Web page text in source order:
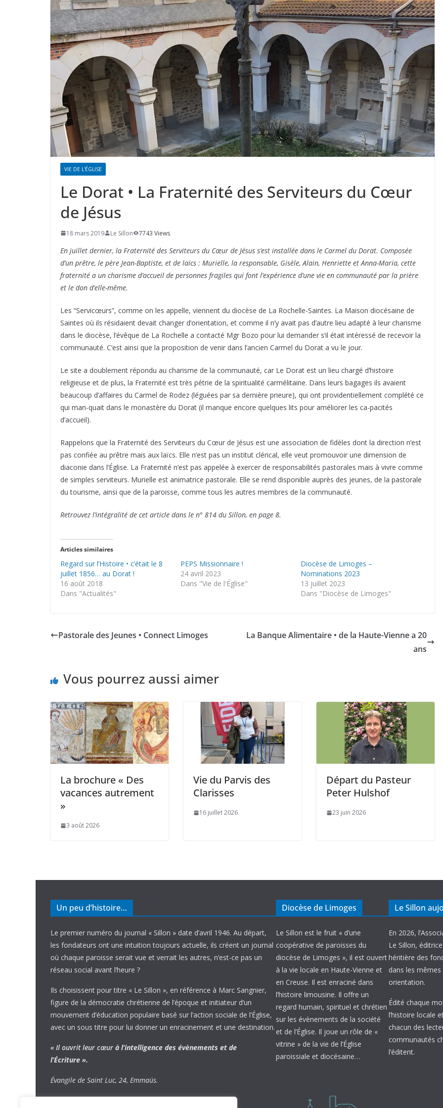
VIE DE L'ÉGLISE
Le Dorat • La Fraternité des Serviteurs du Cœur
de Jésus
18 mars 2019 Le Sillon 7743 Views
En juillet dernier, la Fraternité des Serviteurs du Cœur de Jésus s’est installée dans le Carmel du Dorat. Composée
d’un prêtre, le père Jean-Baptiste, et de laïcs : Murielle, la responsable, Gisèle, Alain, Henriette et Anna-Maria, cette
fraternité a un charisme d’accueil de personnes fragiles qui font l’expérience d’une vie en communauté par la prière
et le don d’elle-même.
Les “Servicœurs”, comme on les appelle, viennent du diocèse de La Rochelle-Saintes. La Maison diocésaine de
Saintes où ils résidaient devait changer d’orientation, et comme il n’y avait pas d’autre lieu adapté à leur charisme
dans le diocèse, l’évêque de La Rochelle a contacté Mgr Bozo pour lui demander s’il était intéressé de recevoir la
communauté. C’est ainsi que la proposition de venir dans l’ancien Carmel du Dorat a vu le jour.
Le site a doublement répondu au charisme de la communauté, car Le Dorat est un lieu chargé d’histoire
religieuse et de plus, la Fraternité est très pétrie de la spiritualité carmélitaine. Dans leurs bagages ils avaient
beaucoup d’affaires du Carmel de Rodez (léguées par sa dernière prieure), qui ont providentiellement complété ce
qui man-quait dans le monastère du Dorat (il manque encore quelques lits pour améliorer les ca-pacités
d’accueil).
Rappelons que la Fraternité des Serviteurs du Cœur de Jésus est une association de fidèles dont la direction n’est
pas confiée au prêtre mais aux laïcs. Elle n’est pas un institut clérical, elle veut promouvoir une dimension de
diaconie dans l’Église. La Fraternité n’est pas appelée à exercer de responsabilités pastorales mais à vivre comme
de simples serviteurs. Murielle est animatrice pastorale. Elle se rend disponible auprès des jeunes, de la pastorale
du tourisme, ainsi que de la paroisse, comme tous les autres membres de la communauté.
Retrouvez l’intégralité de cet article dans le n° 814 du Sillon, en page 8.
Articles similaires
Regard sur l’Histoire • c’était le 8
juillet 1856… au Dorat !
16 août 2018
Dans "Actualités"
PEPS Missionnaire !
24 avril 2023
Dans "Vie de l'Église"
Diocèse de Limoges –
Nominations 2023
13 juillet 2023
Dans "Diocèse de Limoges"
Pastorale des Jeunes • Connect Limoges
La Banque Alimentaire • de la Haute-Vienne a 20
ans
Vous pourrez aussi aimer
La brochure « Des
vacances autrement
»
3 août 2026
Vie du Parvis des
Clarisses
16 juillet 2026
Départ du Pasteur
Peter Hulshof
23 juin 2026
Un peu d’histoire…
Le premier numéro du journal « Sillon » date d’avril 1946. Au départ,
les fondateurs ont une intuition toujours actuelle, ils créent un journal
où chaque paroisse serait vue et verrait les autres, n’est-ce pas un
réseau social avant l’heure ?
Ils choisissent pour titre « Le Sillon », en référence à Marc Sangnier,
figure de la démocratie chrétienne de l’époque et initiateur d’un
mouvement d’éducation populaire basé sur l’action sociale de l’Église,
avec un sous titre pour lui donner un enracinement et une destination.
« Il ouvrit leur cœur à l’intelligence des évènements et de
l’Écriture ».
Évangile de Saint Luc, 24, Emmaüs.
Diocèse de Limoges
Le Sillon est le fruit « d’une
coopérative de paroisses du
diocèse de Limoges », il est ouvert
à la vie locale en Haute-Vienne et
en Creuse. Il est enraciné dans
l’histoire limousine. Il offre un
regard humain, spirituel et chrétien
sur les évènements de la société
et de l’Église. Il joue un rôle de «
vitrine » de la vie de l’Église
paroissiale et diocésaine…
Le Sillon
En 2026,
Le Sillon,
héritière des
dans les
orientation.
Édité chaque
l’histoire locale
chacun des
communautés
l’éditent.